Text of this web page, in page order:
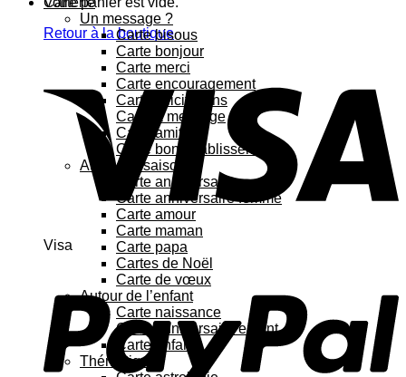
Retour à la boutique
Visa
Un message ?
Carte bisous
Carte bonjour
Carte merci
Carte encouragement
Carte félicitations
Carte à message
Carte amitié
Carte bon rétablissement
Au fil des saisons
Carte anniversaire
Carte anniversaire femme
Carte amour
Carte maman
Carte papa
Cartes de Noël
Carte de vœux
Autour de l’enfant
Carte naissance
Carte anniversaire enfant
Carte enfant
Thématique